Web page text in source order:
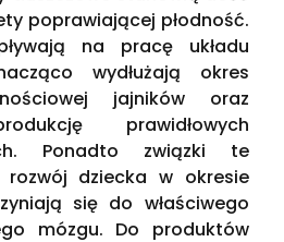
poprawiającej płodność.
na pracę układu
wydłużają okres
jajników oraz
prawidłowych
Ponadto związki te
rozwój dziecka w okresie
się do właściwego
mózgu. Do produktów